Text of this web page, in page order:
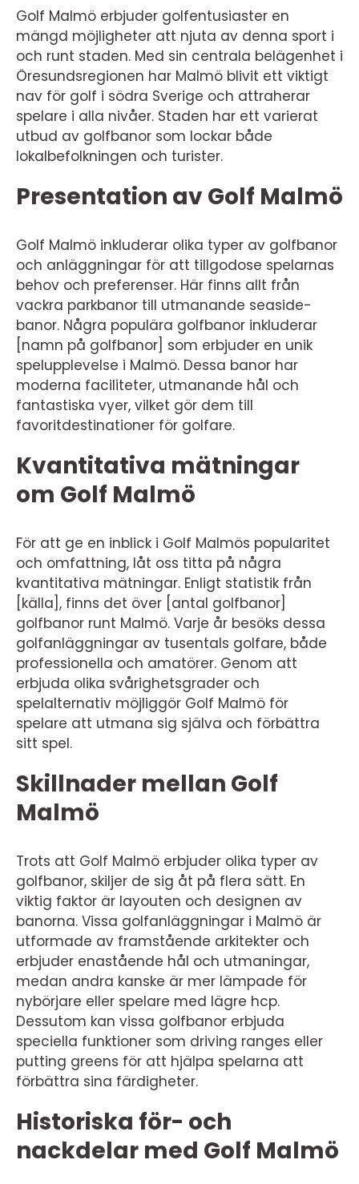
Golf Malmö erbjuder golfentusiaster en
mängd möjligheter att njuta av denna sport i
och runt staden. Med sin centrala belägenhet i
Öresundsregionen har Malmö blivit ett viktigt
nav för golf i södra Sverige och attraherar
spelare i alla nivåer. Staden har ett varierat
utbud av golfbanor som lockar både
lokalbefolkningen och turister.
Presentation av Golf Malmö
Golf Malmö inkluderar olika typer av golfbanor
och anläggningar för att tillgodose spelarnas
behov och preferenser. Här finns allt från
vackra parkbanor till utmanande seaside-
banor. Några populära golfbanor inkluderar
[namn på golfbanor] som erbjuder en unik
spelupplevelse i Malmö. Dessa banor har
moderna faciliteter, utmanande hål och
fantastiska vyer, vilket gör dem till
favoritdestinationer för golfare.
Kvantitativa mätningar
om Golf Malmö
För att ge en inblick i Golf Malmös popularitet
och omfattning, låt oss titta på några
kvantitativa mätningar. Enligt statistik från
[källa], finns det över [antal golfbanor]
golfbanor runt Malmö. Varje år besöks dessa
golfanläggningar av tusentals golfare, både
professionella och amatörer. Genom att
erbjuda olika svårighetsgrader och
spelalternativ möjliggör Golf Malmö för
spelare att utmana sig själva och förbättra
sitt spel.
Skillnader mellan Golf
Malmö
Trots att Golf Malmö erbjuder olika typer av
golfbanor, skiljer de sig åt på flera sätt. En
viktig faktor är layouten och designen av
banorna. Vissa golfanläggningar i Malmö är
utformade av framstående arkitekter och
erbjuder enastående hål och utmaningar,
medan andra kanske är mer lämpade för
nybörjare eller spelare med lägre hcp.
Dessutom kan vissa golfbanor erbjuda
speciella funktioner som driving ranges eller
putting greens för att hjälpa spelarna att
förbättra sina färdigheter.
Historiska för- och
nackdelar med Golf Malmö